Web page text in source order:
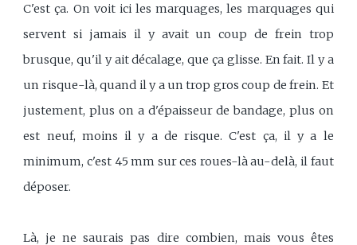
C'est ça. On voit ici les marquages, les marquages qui
servent si jamais il y avait un coup de frein trop
brusque, qu'il y ait décalage, que ça glisse. En fait. Il y a
un risque-là, quand il y a un trop gros coup de frein. Et
justement, plus on a d'épaisseur de bandage, plus on
est neuf, moins il y a de risque. C'est ça, il y a le
minimum, c'est 45 mm sur ces roues-là au-delà, il faut
déposer.
Là, je ne saurais pas dire combien, mais vous êtes